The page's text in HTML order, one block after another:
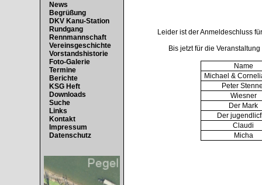
News
Begrüßung
DKV Kanu-Station
Rundgang
Rennmannschaft
Vereinsgeschichte
Vorstandshistorie
Foto-Galerie
Termine
Berichte
KSG Heft
Downloads
Suche
Links
Kontakt
Impressum
Datenschutz
Leider ist der Anmeldeschluss
Bis jetzt für die
Name
Michael &
Peter
Wiesner
Der Mark
Der
Claudi
Micha